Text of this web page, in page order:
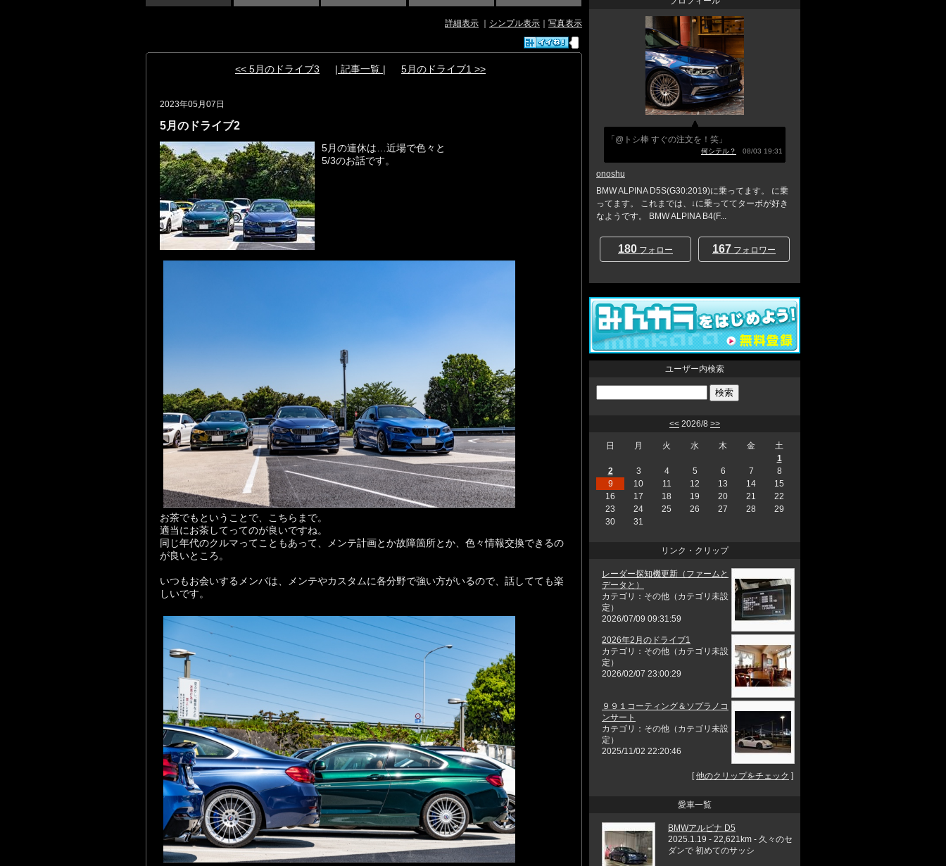
詳細表示 シンプル表示 写真表示
<< 5月のドライブ3 | 記事一覧 | 5月のドライブ1 >>
2023年05月07日
5月のドライブ2
5月の連休は…近場で色々と
5/3のお話です。
お茶でもということで、こちらまで。
適当にお茶してってのが良いですね。
同じ年代のクルマってこともあって、メンテ計画とか故障箇所とか、色々情報交換できるの
が良いところ。
いつもお会いするメンバは、メンテやカスタムに各分野で強い方がいるので、話してても楽
しいです。
「@トシ棒 すぐの注文を！笑」
何シテル？ 08/03 19:31
onoshu
BMW ALPINA D5S(G30:2019)に乗ってます。 に乗
ってます。 これまでは、↓に乗っててターボが好き
なようです。 BMW ALPINA B4(F...
180 フォロー 167 フォロワー
ユーザー内検索
<< 2026/8 >>
日 月 火 水 木 金
土
1
2
3 4 5 6 7
8
9
10 11 12 13 14
15
16
17 18 19 20 21
22
23
24 25 26 27 28
29
30
31
リンク・クリップ
レーダー探知機更新（ファームと
データと）
カテゴリ：その他（カテゴリ未設
定）
2026/07/09 09:31:59
2026年2月のドライブ1
カテゴリ：その他（カテゴリ未設
定）
2026/02/07 23:00:29
９９１コーティング＆ソプラノコ
ンサート
カテゴリ：その他（カテゴリ未設
定）
2025/11/02 22:20:46
[他のクリップをチェック ]
愛車一覧
BMWアルピナ D5
2025.1.19 - 22,621km - 久々のセ
ダンで 初めてのサッシ